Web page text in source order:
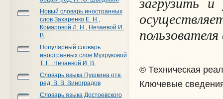
Новый словарь иностранных
слов Захаренко Е. Н.,
Комаровой Л. Н., Нечаевой И.
В.
Популярный словарь
иностранных слов Музруковой
Т. Г., Нечаевой И. В.
Словарь языка Пушкина отв.
ред. В. В. Виноградов
Словарь языка Достоевского
загрузить
© Техническая
Ключевые